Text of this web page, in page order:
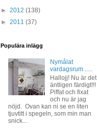
► 2012 (138)
► 2011 (37)
Populära inlägg
Nymålat
vardagsrum .....
Hallojj! Nu är det
äntligen färdigt!!!
Piffat och fixat
och nu är jag
nöjd. Ovan kan ni se en liten
tjuvtitt i spegeln, som min man
snick...